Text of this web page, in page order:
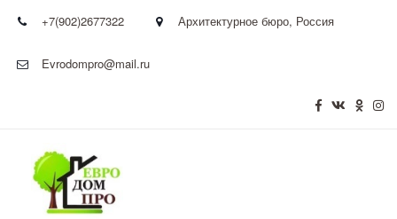
+7(902)2677322 Архитектурное бюро, Россия
Evrodompro@mail.ru